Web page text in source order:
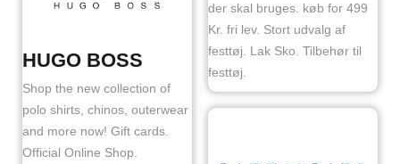
HUGO BOSS
Shop the new collection of
polo shirts, chinos, outerwear
and more now! Gift cards.
Official Online Shop.
der skal bruges. køb for 499
Kr. fri lev. Stort udvalg af
festtøj. Lak Sko. Tilbehør til
festtøj.